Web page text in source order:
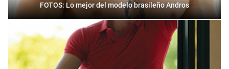
FOTOS: Lo mejor del modelo brasileño Andros